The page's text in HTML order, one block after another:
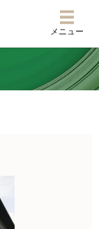
メニ
メニュー